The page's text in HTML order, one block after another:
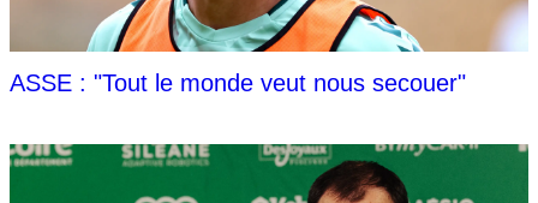
ASSE : "Tout le monde veut nous secouer"